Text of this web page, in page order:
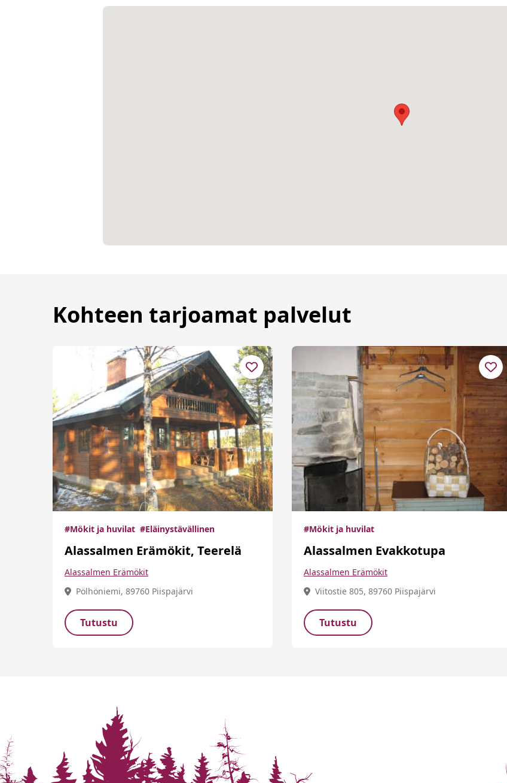
Kohteen tarjoamat palvelut
#Mökit ja huvilat #Eläinystävällinen
Alassalmen Erämökit, Teerelä
Alassalmen Erämökit
Pölhöniemi, 89760 Piispajärvi
Tutustu
#Mökit ja huvilat
Alassalmen Evakkotupa
Alassalmen Erämökit
Viitostie 805, 89760 Piispajärvi
Tutustu